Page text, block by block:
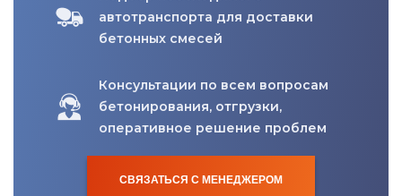
автотранспорта для доставки
бетонных смесей
Консультации по всем вопросам
бетонирования, отгрузки,
оперативное решение проблем
СВЯЗАТЬСЯ С МЕНЕДЖЕРОМ